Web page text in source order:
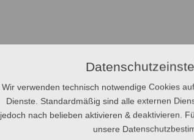
Wir verwenden technisch notwendige Cookies
Dienste. Standardmäßig sind alle externen
jedoch nach belieben aktivieren & deaktivieren.
unsere